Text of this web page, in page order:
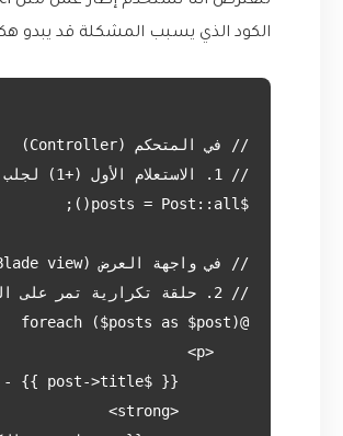
الكود الذي يسبب المشكلة قد يبدو